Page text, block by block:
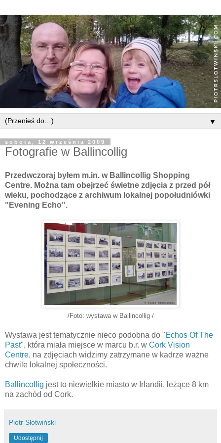
▼
sobota, 12 września 2009
Fotografie w Ballincollig
Przedwczoraj byłem m.in. w Ballincollig Shopping
Centre. Można tam obejrzeć świetne zdjęcia z przed pół
wieku, pochodzące z archiwum lokalnej popołudniówki
" Evening Echo".
/Foto: wystawa w Ballincollig /
Wystawa jest tematycznie nieco podobna do "Echos Of The
Past", która miała miejsce w marcu b.r. w Cork Vision
Centre, na zdjęciach widzimy zatrzymane w kadrze ważne
chwile lokalnej społeczności.
Ballincollig jest to niewielkie miasto w Irlandii, leżące 8 km
na zachód od Cork.
Piotr Słotwiński
Udostępnij